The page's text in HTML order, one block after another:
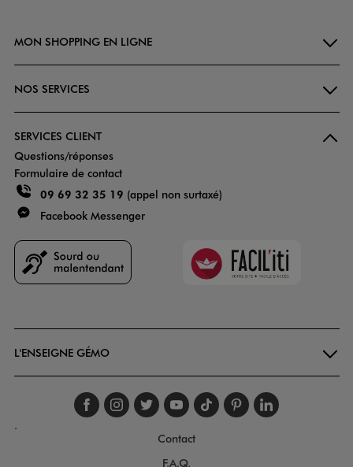
MON SHOPPING EN LIGNE
NOS SERVICES
SERVICES CLIENT
Questions/réponses
Formulaire de contact
09 69 32 35 19 (appel non surtaxé)
Facebook Messenger
Faciliti
L'ENSEIGNE GÉMO
Suivez-nous sur
Suivez-nous sur
Suivez-nous sur
Suivez-nous
Suivez-nous
Suivez-
.
Contact
F.A.Q.